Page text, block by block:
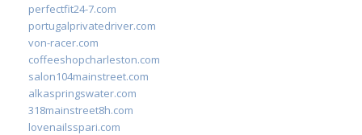
perfectfit24-7.com
portugalprivatedriver.com
von-racer.com
coffeeshopcharleston.com
salon104mainstreet.com
alkaspringswater.com
318mainstreet8h.com
lovenailsspari.com